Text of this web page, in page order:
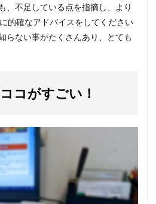
、不足している点を指摘し、より
的確なアドバイスをしてください
らない事がたくさんあり、とても
コがすごい！